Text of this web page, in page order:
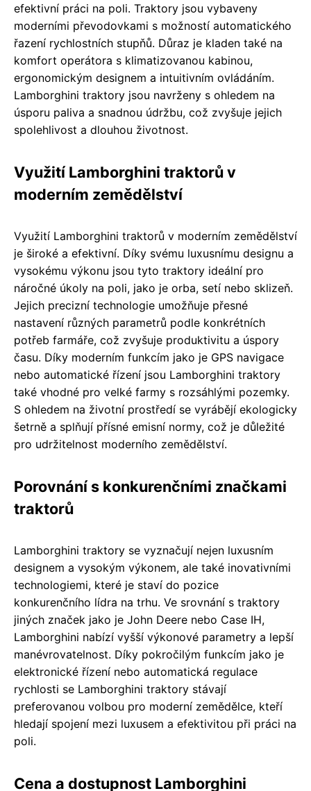
efektivní práci na poli. Traktory jsou vybaveny
moderními převodovkami s možností automatického
řazení rychlostních stupňů. Důraz je kladen také na
komfort operátora s klimatizovanou kabinou,
ergonomickým designem a intuitivním ovládáním.
Lamborghini traktory jsou navrženy s ohledem na
úsporu paliva a snadnou údržbu, což zvyšuje jejich
spolehlivost a dlouhou životnost.
Využití Lamborghini traktorů v
moderním zemědělství
Využití Lamborghini traktorů v moderním zemědělství
je široké a efektivní. Díky svému luxusnímu designu a
vysokému výkonu jsou tyto traktory ideální pro
náročné úkoly na poli, jako je orba, setí nebo sklizeň.
Jejich precizní technologie umožňuje přesné
nastavení různých parametrů podle konkrétních
potřeb farmáře, což zvyšuje produktivitu a úspory
času. Díky moderním funkcím jako je GPS navigace
nebo automatické řízení jsou Lamborghini traktory
také vhodné pro velké farmy s rozsáhlými pozemky.
S ohledem na životní prostředí se vyrábějí ekologicky
šetrně a splňují přísné emisní normy, což je důležité
pro udržitelnost moderního zemědělství.
Porovnání s konkurenčními značkami
traktorů
Lamborghini traktory se vyznačují nejen luxusním
designem a vysokým výkonem, ale také inovativními
technologiemi, které je staví do pozice
konkurenčního lídra na trhu. Ve srovnání s traktory
jiných značek jako je John Deere nebo Case IH,
Lamborghini nabízí vyšší výkonové parametry a lepší
manévrovatelnost. Díky pokročilým funkcím jako je
elektronické řízení nebo automatická regulace
rychlosti se Lamborghini traktory stávají
preferovanou volbou pro moderní zemědělce, kteří
hledají spojení mezi luxusem a efektivitou při práci na
poli.
Cena a dostupnost Lamborghini